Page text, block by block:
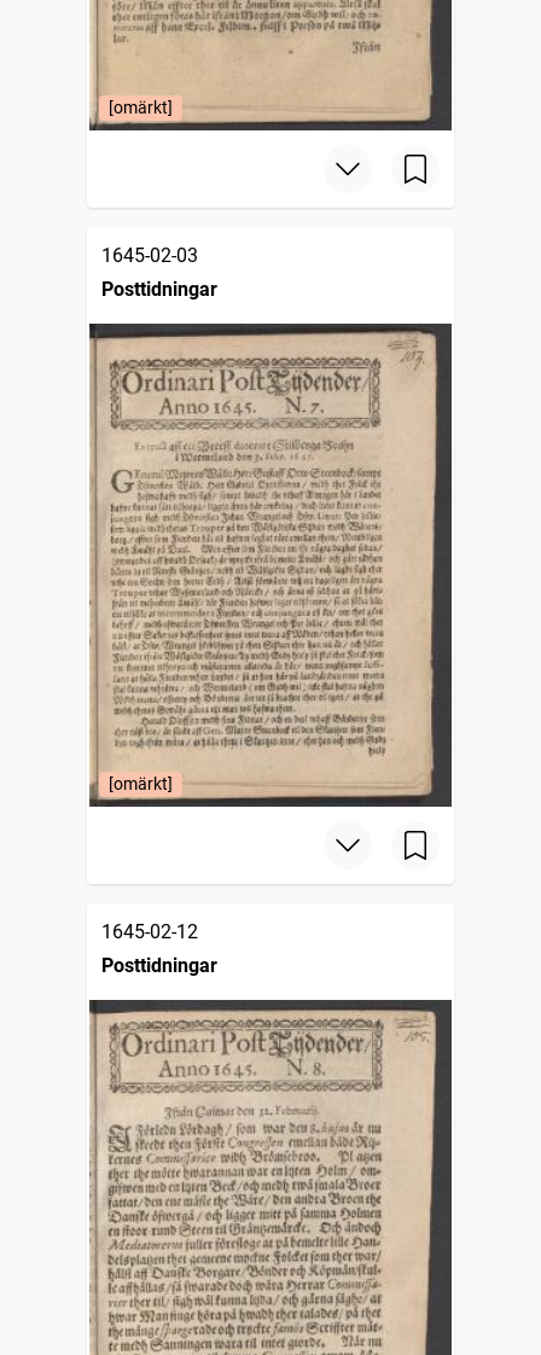
[omärkt]
1645-02-03
Posttidningar
[omärkt]
1645-02-12
Posttidningar